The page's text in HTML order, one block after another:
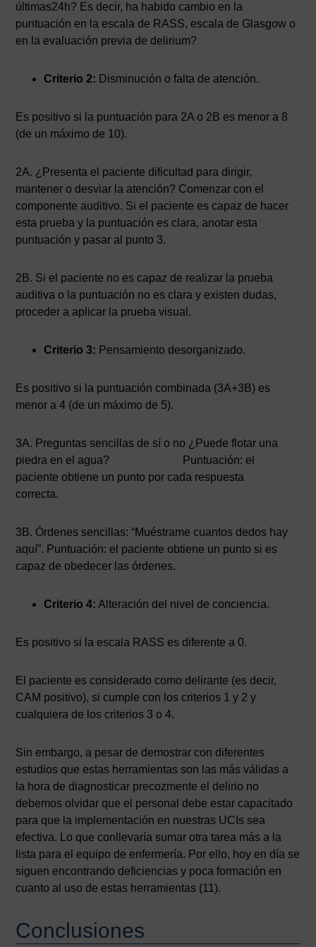
últimas24h? Es decir, ha habido cambio en la
puntuación en la escala de RASS, escala de Glasgow o
en la evaluación previa de delirium?
Criterio 2: Disminución o falta de atención.
Es positivo si la puntuación para 2A o 2B es menor a 8
(de un máximo de 10).
2A. ¿Presenta el paciente dificultad para dirigir,
mantener o desviar la atención? Comenzar con el
componente auditivo. Si el paciente es capaz de hacer
esta prueba y la puntuación es clara, anotar esta
puntuación y pasar al punto 3.
2B. Si el paciente no es capaz de realizar la prueba
auditiva o la puntuación no es clara y existen dudas,
proceder a aplicar la prueba visual.
Criterio 3: Pensamiento desorganizado.
Es positivo si la puntuación combinada (3A+3B) es
menor a 4 (de un máximo de 5).
3A. Preguntas sencillas de sí o no ¿Puede flotar una
piedra en el agua? Puntuación: el
paciente obtiene un punto por cada respuesta
correcta.
3B. Órdenes sencillas: “Muéstrame cuantos dedos hay
aquí”. Puntuación: el paciente obtiene un punto si es
capaz de obedecer las órdenes.
Criterio 4: Alteración del nivel de conciencia.
Es positivo si la escala RASS es diferente a 0.
El paciente es considerado como delirante (es decir,
CAM positivo), si cumple con los criterios 1 y 2 y
cualquiera de los criterios 3 o 4.
Sin embargo, a pesar de demostrar con diferentes
estudios que estas herramientas son las más válidas a
la hora de diagnosticar precozmente el delirio no
debemos olvidar que el personal debe estar capacitado
para que la implementación en nuestras UCIs sea
efectiva. Lo que conllevaría sumar otra tarea más a la
lista para el equipo de enfermería. Por ello, hoy en día se
siguen encontrando deficiencias y poca formación en
cuanto al uso de estas herramientas (11).
Conclusiones